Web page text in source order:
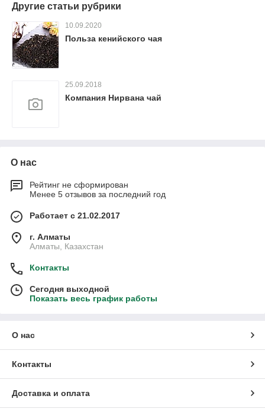
Другие статьи рубрики
10.09.2020
Польза кенийского чая
25.09.2018
Компания Нирвана чай
О нас
Рейтинг не сформирован
Менее 5 отзывов за последний год
Работает с 21.02.2017
г. Алматы
Алматы, Казахстан
Контакты
Сегодня выходной
Показать весь график работы
О нас
Контакты
Доставка и оплата